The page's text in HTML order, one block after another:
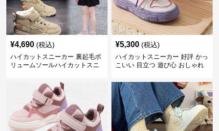
¥4,690 (税込)
ハイカットスニーカー 裏起毛ボ
リュームソールハイカットスニ
¥5,300 (税込)
ハイカットスニーカー 好評 かっ
こいい 目立つ 遊び心 おしゃれ
すべりにくい 快適歩行 グリップ
力